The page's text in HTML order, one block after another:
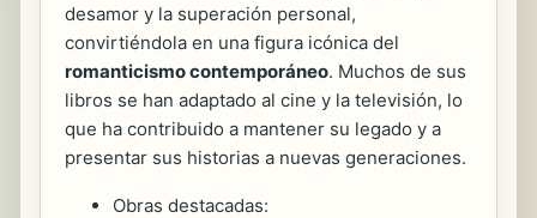
desamor y la superación personal,
convirtiéndola en una figura icónica del
romanticismo contemporáneo. Muchos de sus
libros se han adaptado al cine y la televisión, lo
que ha contribuido a mantener su legado y a
presentar sus historias a nuevas generaciones.
Obras destacadas: